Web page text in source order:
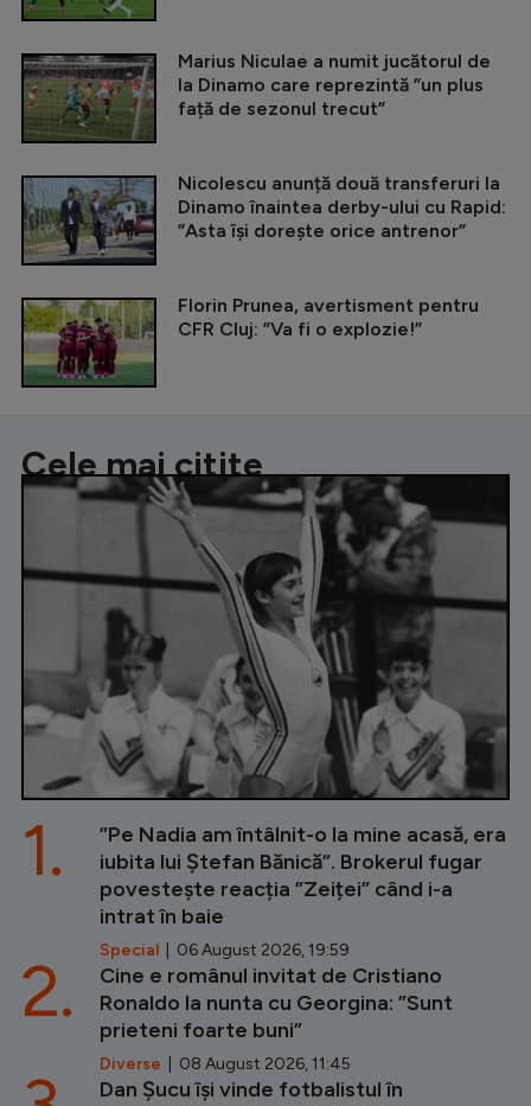
Marius Niculae a numit jucătorul de
la Dinamo care reprezintă ”un plus
față de sezonul trecut”
Nicolescu anunță două transferuri la
Dinamo înaintea derby-ului cu Rapid:
”Asta își dorește orice antrenor”
Florin Prunea, avertisment pentru
CFR Cluj: ”Va fi o explozie!”
Cele mai citite
”Pe Nadia am întâlnit-o la mine acasă, era
iubita lui Ștefan Bănică”. Brokerul fugar
povestește reacția ”Zeiței” când i-a
intrat în baie
Special | 06 August 2026, 19:59
1.
Cine e românul invitat de Cristiano
Ronaldo la nunta cu Georgina: ”Sunt
prieteni foarte buni”
Diverse | 08 August 2026, 11:45
2.
Dan Șucu își vinde fotbalistul în